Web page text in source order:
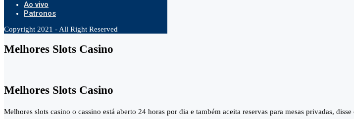
Ao vivo
Patronos
Copyright 2021 - All Right Reserved
Melhores Slots Casino
Melhores Slots Casino
Melhores slots casino o cassino está aberto 24 horas por dia e também aceita reservas para mesas privadas,